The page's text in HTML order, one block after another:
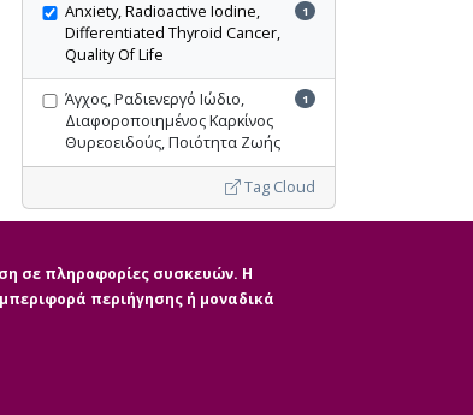
Anxiety, Radioactive Iodine,
Differentiated Thyroid Cancer,
Quality Of Life
1
Άγχος, Ραδιενεργό Ιώδιο,
Διαφοροποιημένος Καρκίνος
Θυρεοειδούς, Ποιότητα Ζωής
1
Tag Cloud
σε πληροφορίες συσκευών. Η
περιήγησης ή μοναδικά